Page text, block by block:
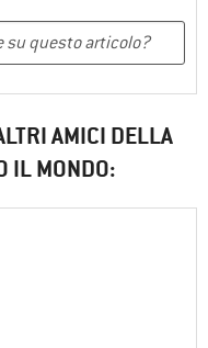
AMICI DELLA
IL MONDO: